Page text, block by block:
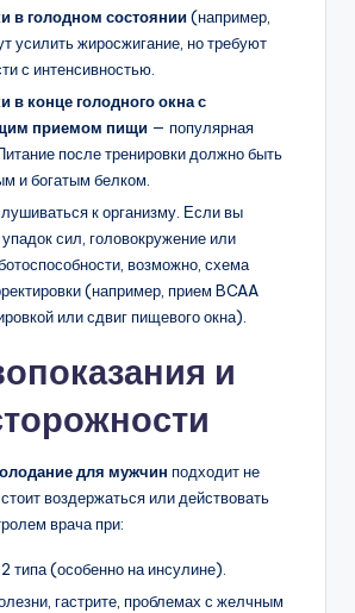
в голодном состоянии(например,
усилить жиросжигание, но требуют
с интенсивностью.
в конце голодного окна с
приемом пищи — популярная
после тренировки должно быть
и богатым белком.
к организму. Если вы
сил, головокружение или
возможно, схема
(например, прием BCAA
или сдвиг пищевого окна).
и
для мужчин подходит не
воздержаться или действовать
врача при:
типа (особенно на инсулине).
гастрите, проблемах с желчным